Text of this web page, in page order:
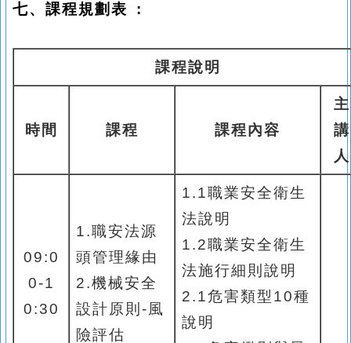
七、課程規劃表 :
課程說明
時間 課程 課程內容
主
講
人
09:0
0-1
0:30
1.職安法源
頭管理緣由
2.機械安全
設計原則 -風
險評估
1.1職業安全衛生
法說明
1.2職業安全衛生
法施行細則說明
2.1危害類型 10種
說明